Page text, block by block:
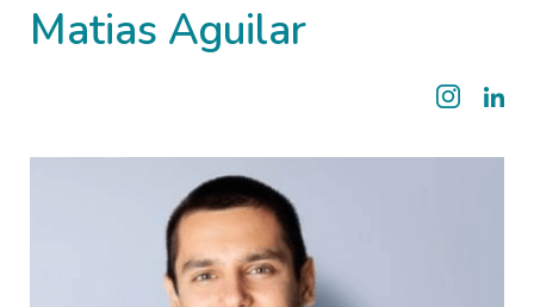
Matias Aguilar